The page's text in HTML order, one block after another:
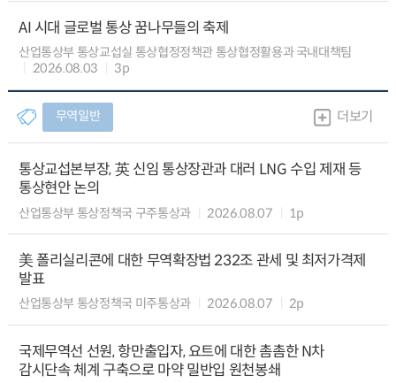
AI 시대 글로벌 통상 꿈나무들의 축제
산업통상부 통상교섭실 통상협정정책관 통상협정활용과 국내대책팀
2026.08.03
3p
무역일반 더보기
통상교섭본부장, 英 신임 통상장관과 대러 LNG 수입 제재 등
통상현안 논의
산업통상부 통상정책국 구주통상과 2026.08.07 1p
美 폴리실리콘에 대한 무역확장법 232조 관세 및 최저가격제
발표
산업통상부 통상정책국 미주통상과 2026.08.07 2p
국제무역선 선원, 항만출입자, 요트에 대한 촘촘한 N차
감시단속 체계 구축으로 마약 밀반입 원천봉쇄